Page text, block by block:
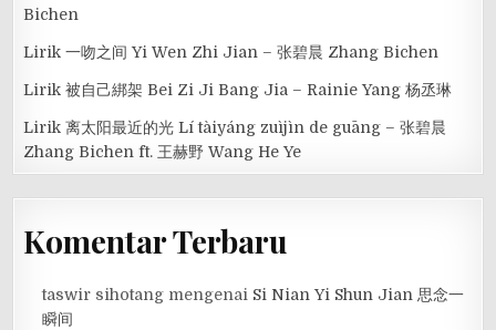
Bichen
Lirik 一吻之间 Yi Wen Zhi Jian – 张碧晨 Zhang Bichen
Lirik 被自己綁架 Bei Zi Ji Bang Jia – Rainie Yang 杨丞琳
Lirik 离太阳最近的光 Lí tàiyáng zuìjìn de guāng – 张碧晨
Zhang Bichen ft. 王赫野 Wang He Ye
Komentar Terbaru
taswir sihotang mengenai Si Nian Yi Shun Jian 思念一
瞬间